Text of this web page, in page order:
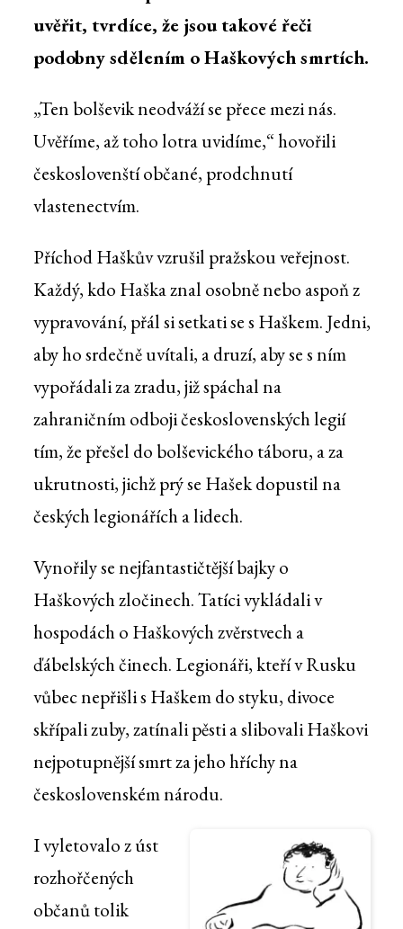
uvěřit, tvrdíce, že jsou takové řeči
podobny sdělením o Haškových smrtích.
„Ten bolševik neodváží se přece mezi nás.
Uvěříme, až toho lotra uvidíme,“ hovořili
českoslovenští občané, prodchnutí
vlastenectvím.
Příchod Haškův vzrušil pražskou veřejnost.
Každý, kdo Haška znal osobně nebo aspoň z
vypravování, přál si setkati se s Haškem. Jedni,
aby ho srdečně uvítali, a druzí, aby se s ním
vypořádali za zradu, již spáchal na
zahraničním odboji československých legií
tím, že přešel do bolševického táboru, a za
ukrutnosti, jichž prý se Hašek dopustil na
českých legionářích a lidech.
Vynořily se nejfantastičtější bajky o
Haškových zločinech. Tatíci vykládali v
hospodách o Haškových zvěrstvech a
ďábelských činech. Legionáři, kteří v Rusku
vůbec nepřišli s Haškem do styku, divoce
skřípali zuby, zatínali pěsti a slibovali Haškovi
nejpotupnější smrt za jeho hříchy na
československém národu.
I vyletovalo z úst
rozhořčených
občanů tolik